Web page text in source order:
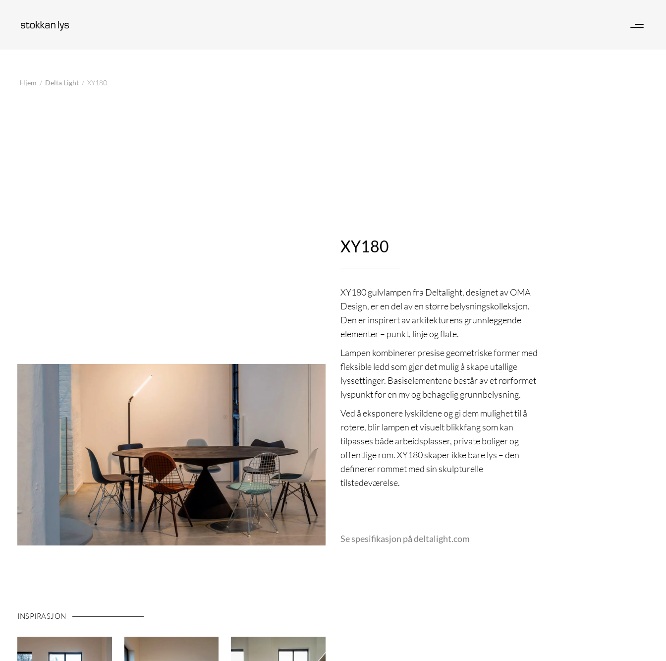
Hjem / Delta Light / XY180
XY180
XY180 gulvlampen fra Deltalight, designet av OMA
Design, er en del av en større belysningskolleksjon.
Den er inspirert av arkitekturens grunnleggende
elementer – punkt, linje og flate.
Lampen kombinerer presise geometriske former med
fleksible ledd som gjør det mulig å skape utallige
lyssettinger. Basiselementene består av et rørformet
lyspunkt for en my og behagelig grunnbelysning.
Ved å eksponere lyskildene og gi dem mulighet til å
rotere, blir lampen et visuelt blikkfang som kan
tilpasses både arbeidsplasser, private boliger og
offentlige rom. XY180 skaper ikke bare lys – den
definerer rommet med sin skulpturelle
tilstedeværelse.
Se spesifikasjon på deltalight.com
INSPIRASJON